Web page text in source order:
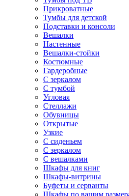
Прикроватные
Тумбы для детской
Подставки и консоли
Вешалки
Настенные
Вешалки-стойки
Костюмные
Гардеробные
С зеркалом
С тумбой
Угловая
Стеллажи
Обувницы
Открытые
Узкие
С сиденьем
С зеркалом
С вешалками
Шкафы для книг
Шкафы-витрины
Буфеты и серванты